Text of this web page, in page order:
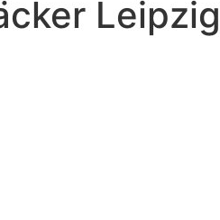
Leipzig